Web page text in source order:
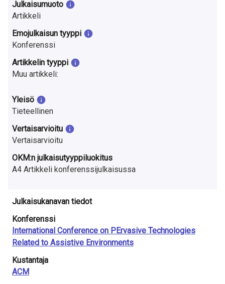
a
S
u
o
e
s
s
a
Julkaisumuoto
Artikkeli
Emojulkaisun tyyppi
Konferenssi
Artikkelin tyyppi
Muu artikkeli:
Yleisö
Tieteellinen
Vertaisarvioitu
Vertaisarvioitu
OKM:n julkaisutyyppiluokitus
A4 Artikkeli konferenssijulkaisussa
Julkaisukanavan tiedot
Konferenssi
International Conference on PErvasive Technologies
Related to Assistive Environments
Kustantaja
ACM